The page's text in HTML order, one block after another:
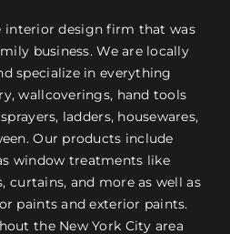
interior design firm that was
business. We are locally
specialize in everything
wallcoverings, hand tools
ladders, housewares,
Our products include
window treatments like
curtains, and more as well as
paints and exterior paints.
the New York City area